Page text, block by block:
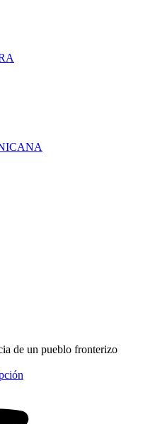
de un pueblo fronterizo